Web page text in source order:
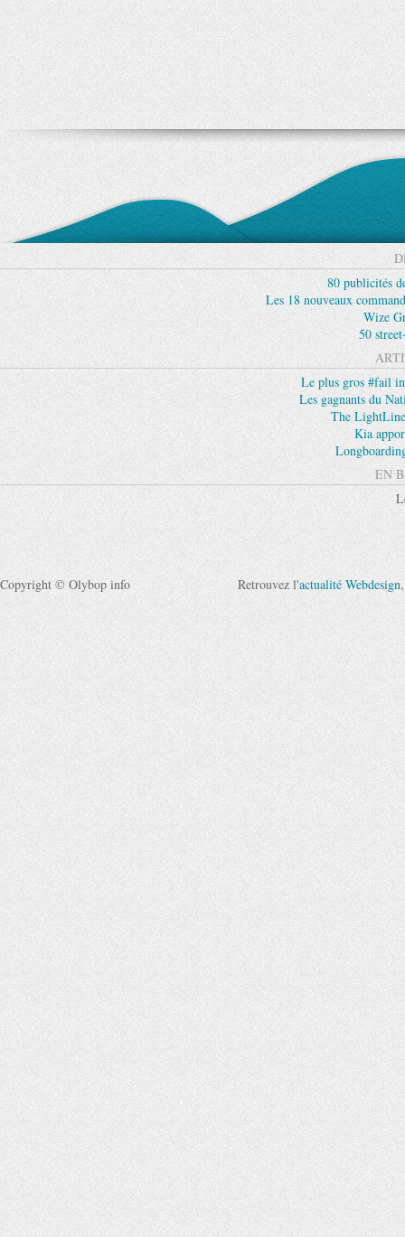
80 publicités
Les 18 nouveaux
Wize
50
Le plus gros #fail
Les gagnants du
The
Kia
EN
Copyright © Olybop info Retrouvez l'actualité Webdesign